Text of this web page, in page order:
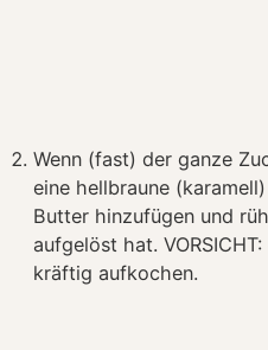
Wenn (fast) der ganze
eine hellbraune
Butter hinzufügen und
aufgelöst hat.
kräftig aufkochen.